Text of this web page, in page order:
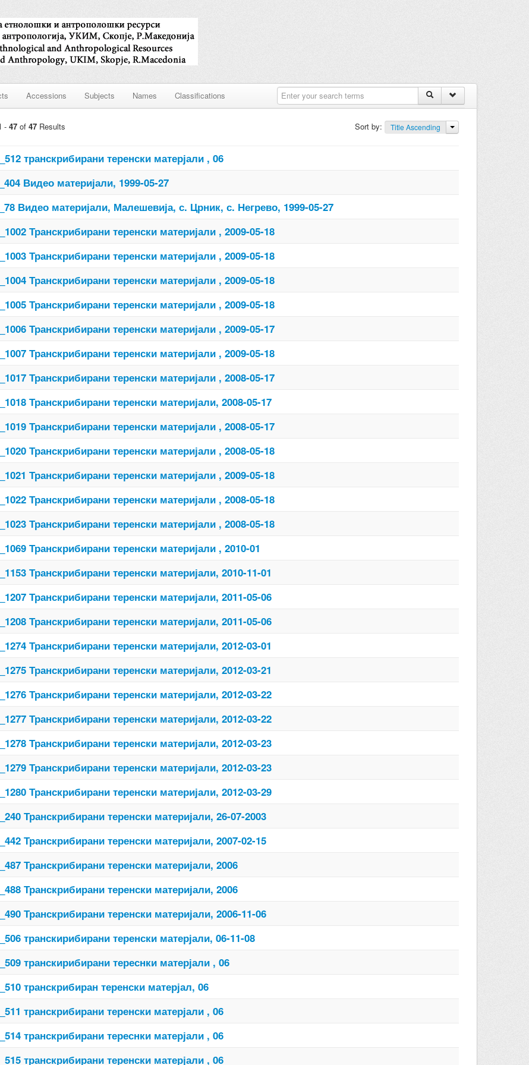
Accessions Subjects Names Classifications
-47 of47 Results Sort by: Title Ascending
транскрибирани теренски матерјали , 06
Видео материјали, 1999-05-27
Видео материјали, Малешевија, с. Црник, с. Негрево, 1999-05-27
Транскрибирани теренски материјали , 2009-05-18
Транскрибирани теренски материјали , 2009-05-18
Транскрибирани теренски материјали , 2009-05-18
Транскрибирани теренски материјали , 2009-05-18
Транскрибирани теренски материјали , 2009-05-17
Транскрибирани теренски материјали , 2009-05-18
Транскрибирани теренски материјали , 2008-05-17
Транскрибирани теренски материјали, 2008-05-17
Транскрибирани теренски материјали , 2008-05-17
Транскрибирани теренски материјали , 2008-05-18
Транскрибирани теренски материјали , 2009-05-18
Транскрибирани теренски материјали , 2008-05-18
Транскрибирани теренски материјали , 2008-05-18
Транскрибирани теренски материјали , 2010-01
Транскрибирани теренски материјали, 2010-11-01
Транскрибирани теренски материјали, 2011-05-06
Транскрибирани теренски материјали, 2011-05-06
Транскрибирани теренски материјали, 2012-03-01
Транскрибирани теренски материјали, 2012-03-21
Транскрибирани теренски материјали, 2012-03-22
Транскрибирани теренски материјали, 2012-03-22
Транскрибирани теренски материјали, 2012-03-23
Транскрибирани теренски материјали, 2012-03-23
Транскрибирани теренски материјали, 2012-03-29
Транскрибирани теренски материјали, 26-07-2003
Транскрибирани теренски материјали, 2007-02-15
Транскрибирани теренски материјали, 2006
Транскрибирани теренски материјали, 2006
Транскрибирани теренски материјали, 2006-11-06
транскирибирани теренски матерјали, 06-11-08
транскирибирани тереснки матерјали , 06
транскрибиран теренски матерјал, 06
транскрибирани теренски матерјали , 06
транскрибирани тереснки матерјали , 06
транскрибирани теренски матерјали , 06